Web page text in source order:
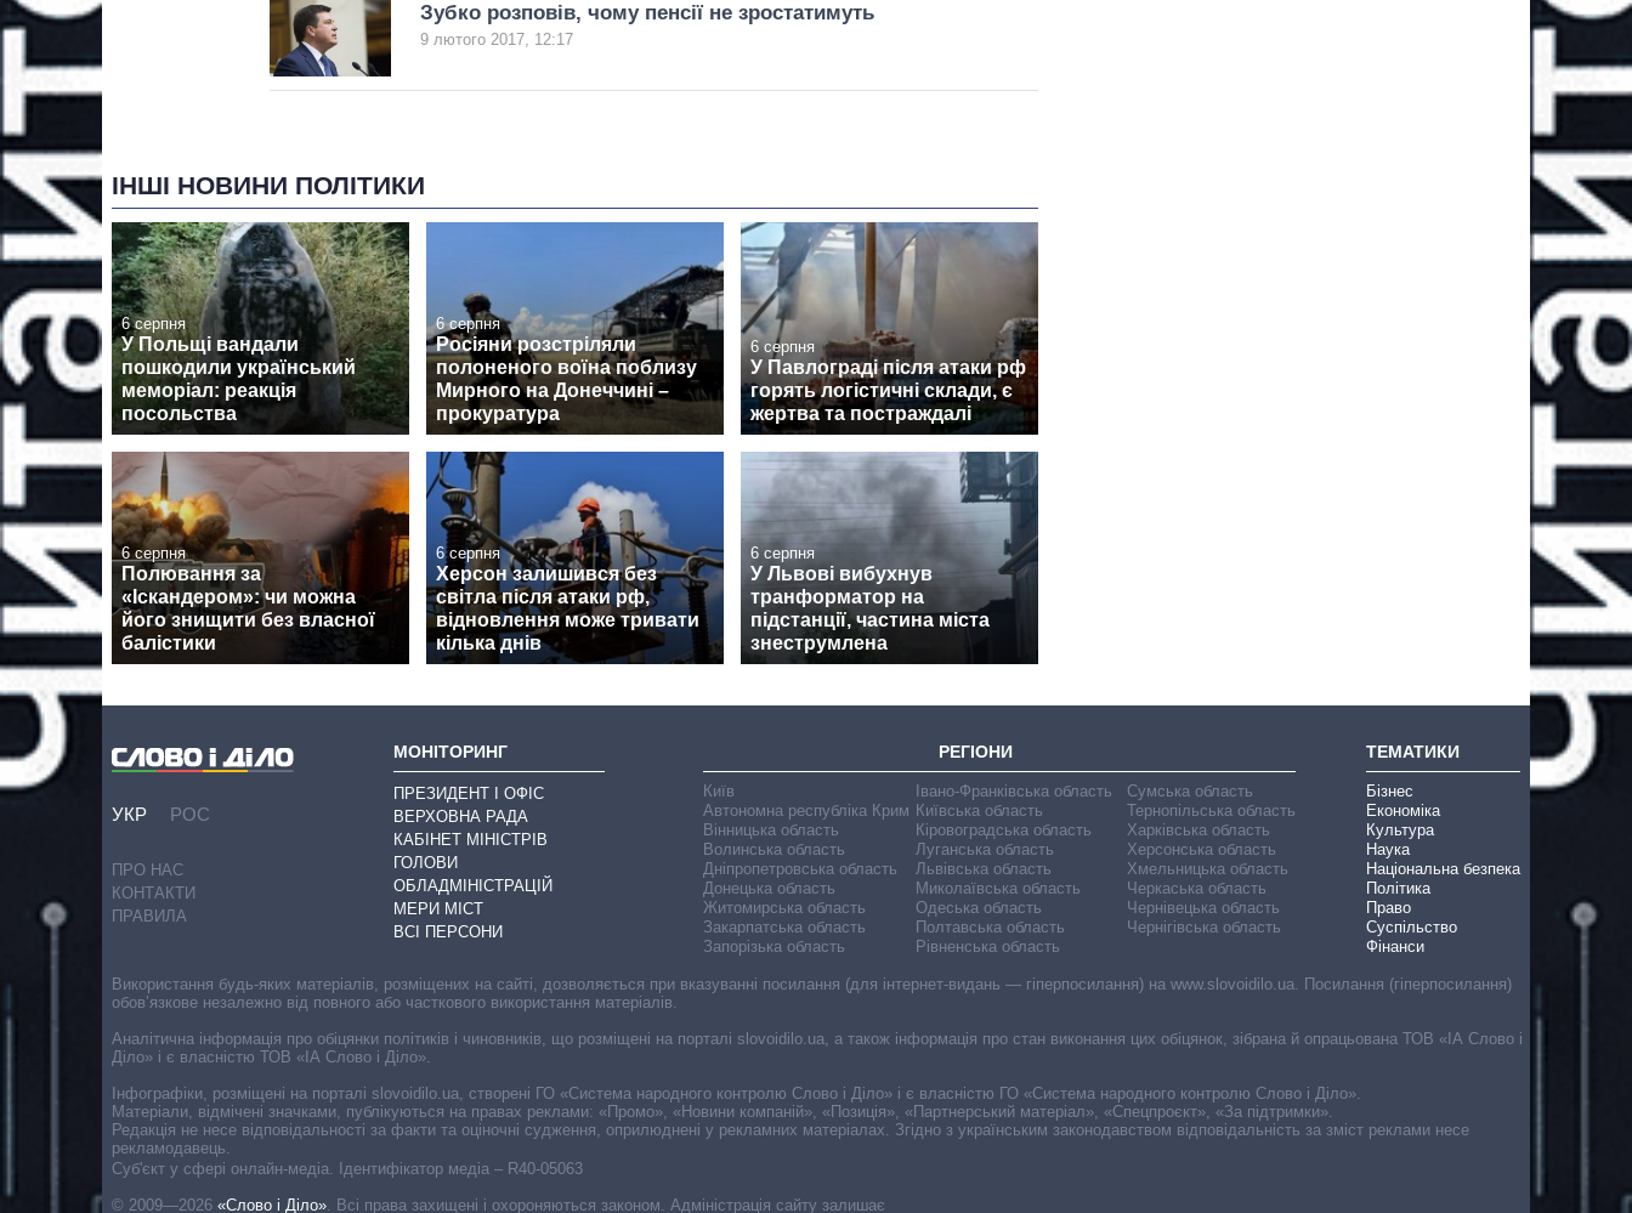
Зубко розповів, чому пенсії не зростатимуть
9 лютого 2017, 12:17
ІНШІ НОВИНИ ПОЛІТИКИ
6 серпня
У Польщі вандали
пошкодили український
меморіал: реакція
посольства
6 серпня
Росіяни розстріляли
полоненого воїна поблизу
Мирного на Донеччині –
прокуратура
6 серпня
У Павлограді після атаки рф
горять логістичні склади, є
жертва та постраждалі
6 серпня
Полювання за
«Іскандером»: чи можна
його знищити без власної
балістики
6 серпня
Херсон залишився без
світла після атаки рф,
відновлення може тривати
кілька днів
6 серпня
У Львові вибухнув
транформатор на
підстанції, частина міста
знеструмлена
УКР РОС
ПРО НАС
КОНТАКТИ
ПРАВИЛА
МОНІТОРИНГ
ПРЕЗИДЕНТ І ОФІС
ВЕРХОВНА РАДА
КАБІНЕТ МІНІСТРІВ
ГОЛОВИ
ОБЛАДМІНІСТРАЦІЙ
МЕРИ МІСТ
ВСІ ПЕРСОНИ
РЕГІОНИ
Київ
Автономна республіка Крим
Вінницька область
Волинська область
Дніпропетровська область
Донецька область
Житомирська область
Закарпатська область
Запорізька область
Івано-Франківська область
Київська область
Кіровоградська область
Луганська область
Львівська область
Миколаївська область
Одеська область
Полтавська область
Рівненська область
Сумська область
Тернопільська область
Харківська область
Херсонська область
Хмельницька область
Черкаська область
Чернівецька область
Чернігівська область
ТЕМАТИКИ
Бізнес
Економіка
Культура
Наука
Національна безпека
Політика
Право
Суспільство
Фінанси
Cуб'єкт у сфері онлайн-медіа. Ідентифікатор медіа – R40-05063
© 2009—2026 «Слово і Діло» Всі права захищені і охороняються законом. Адміністрація сайту залишає
Використання будь-яких матеріалів, розміщених на сайті, дозволяється при вказуванні посилання (для інтернет-видань — гіперпосилання) на www.slovoidilo.ua. Посилання (гіперпосилання)
обов’язкове незалежно від повного або часткового використання матеріалів.
Аналітична інформація про обіцянки політиків і чиновників, що розміщені на порталі slovoidilo.ua, а також інформація про стан виконання цих обіцянок, зібрана й опрацьована ТОВ «ІА Слово і
Діло» і є власністю ТОВ «ІА Слово і Діло».
Інфографіки, розміщені на порталі slovoidilo.ua, створені ГО «Система народного контролю Слово і Діло» і є власністю ГО «Система народного контролю Слово і Діло».
Матеріали, відмічені значками, публікуються на правах реклами: «Промо», «Новини компаній», «Позиція», «Партнерський матеріал», «Спецпроєкт», «За підтримки».
Редакція не несе відповідальності за факти та оціночні судження, оприлюднені у рекламних матеріалах. Згідно з українським законодавством відповідальність за зміст реклами несе
рекламодавець.